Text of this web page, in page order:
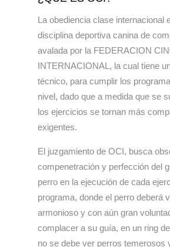
La obediencia clase internacional
disciplina deportiva canina de
avalada por la FEDERACION
INTERNACIONAL, la cual tiene
técnico, para cumplir los
nivel, dado que a medida que se
los ejercicios se tornan más
exigentes.
El juzgamiento de OCI, busca
compenetración y perfección del
perro en la ejecución de cada
programa, donde el perro deberá
armonioso y con aún gran
complacer a su guía, en un ring
no se debe ver perros temerosos